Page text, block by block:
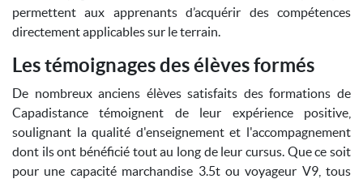
permettent aux apprenants d’acquérir des compétences
directement applicables sur le terrain.
Les témoignages des élèves formés
De nombreux anciens élèves satisfaits des formations de
Capadistance témoignent de leur expérience positive,
soulignant la qualité d'enseignement et l'accompagnement
dont ils ont bénéficié tout au long de leur cursus. Que ce soit
pour une capacité marchandise 3.5t ou voyageur V9, tous